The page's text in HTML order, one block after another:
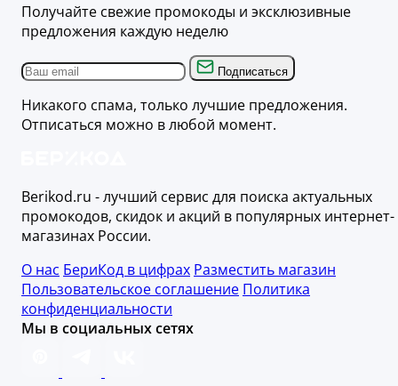
Получайте свежие промокоды и эксклюзивные
предложения каждую неделю
Подписаться
Никакого спама, только лучшие предложения.
Отписаться можно в любой момент.
Berikod.ru - лучший сервис для поиска актуальных
промокодов, скидок и акций в популярных интернет-
магазинах России.
О нас БериКод в цифрах Разместить магазин
Пользовательское соглашение Политика
конфиденциальности
Мы в социальных сетях